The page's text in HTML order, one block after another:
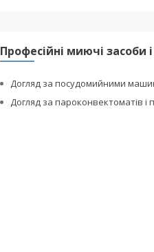
Професійні миючі засоби і
Догляд за посудомийними
Догляд за пароконвектоматів і